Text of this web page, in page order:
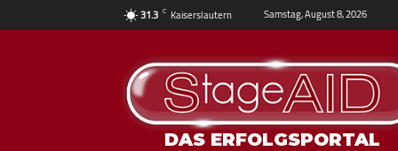
31.3 C Kaiserslautern Samstag, August 8, 2026
DAS ERFOLGSPORTAL